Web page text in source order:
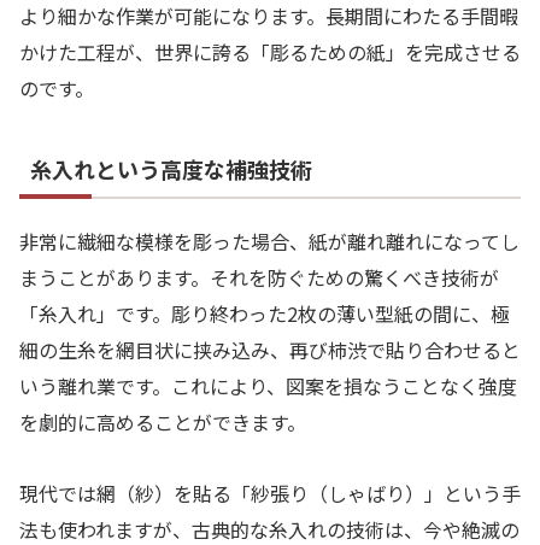
より細かな作業が可能になります。長期間にわたる手間暇
かけた工程が、世界に誇る「彫るための紙」を完成させる
のです。
糸入れという高度な補強技術
非常に繊細な模様を彫った場合、紙が離れ離れになってし
まうことがあります。それを防ぐための驚くべき技術が
「糸入れ」です。彫り終わった2枚の薄い型紙の間に、極
細の生糸を網目状に挟み込み、再び柿渋で貼り合わせると
いう離れ業です。これにより、図案を損なうことなく強度
を劇的に高めることができます。
現代では網（紗）を貼る「紗張り（しゃばり）」という手
法も使われますが、古典的な糸入れの技術は、今や絶滅の